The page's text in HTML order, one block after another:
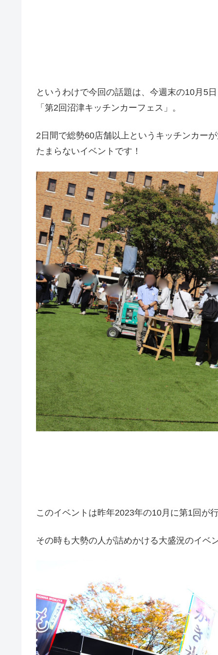
というわけで今回の話題は、今週末の10月5
「第2回沼津キッチンカーフェス」。
2日間で総勢60店舗以上というキッチンカー
たまらないイベントです！
このイベントは昨年2023年の10月に第1回が
その時も大勢の人が詰めかける大盛況のイベ